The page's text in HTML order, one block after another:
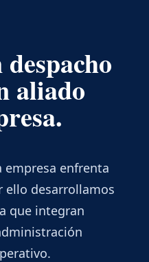
aliado
empresa enfrenta
ello desarrollamos
que integran